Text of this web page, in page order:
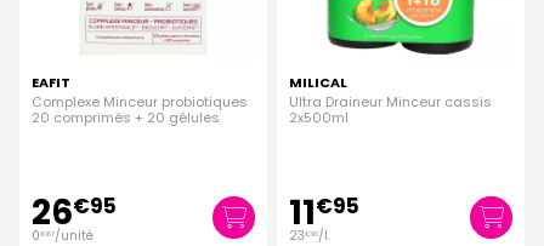
EAFIT
Complexe Minceur probiotiques
20 comprimés + 20 gélules
26€95
0€67/unité
MILICAL
Ultra Draineur Minceur cassis
2x500ml
11€95
23€90/l.